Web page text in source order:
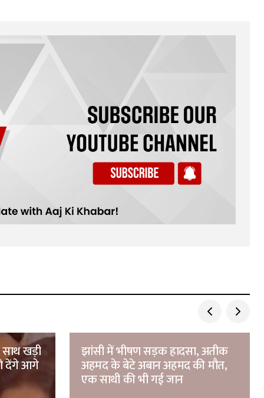
खड़ी
देंगे आगे
झांसी में भीषण सड़क हादसा, अतीक
अहमद के बेटे अबान अहमद की मौत,
एक साथी की भी गई जान